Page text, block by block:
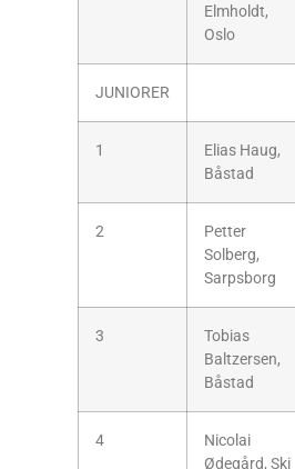
Elmholdt,
Oslo
JUNIORER
1
Elias Haug,
Båstad
2
Petter
Solberg,
Sarpsborg
3
Tobias
Baltzersen,
Båstad
4
Nicolai
Ødegård, Ski